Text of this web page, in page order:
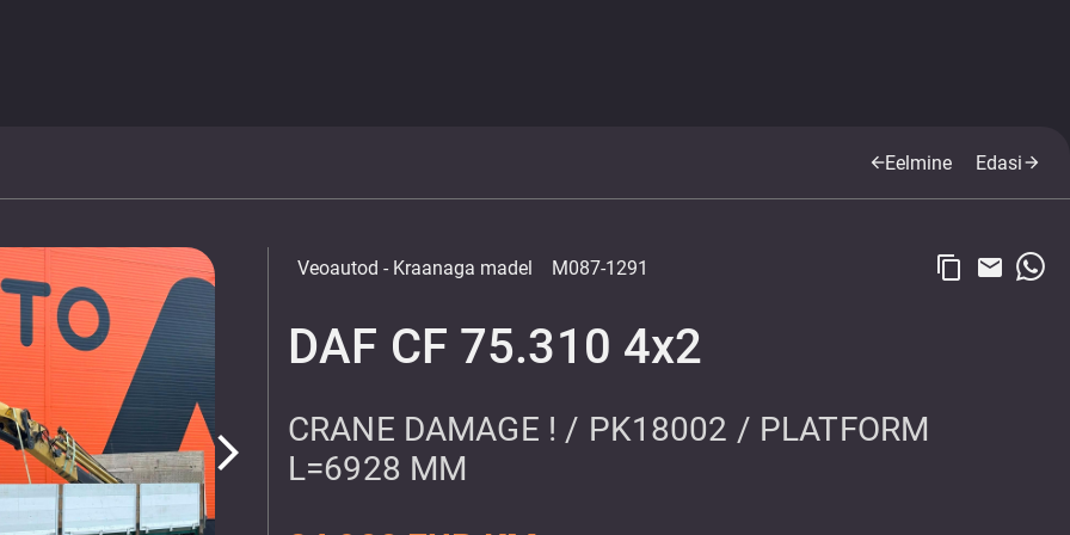
arrow_backEelmine Edasiarrow_forward
arrow_forward_ios
Veoautod - Kraanaga madel M087-1291 content_copy email
DAF CF 75.310 4x2
CRANE DAMAGE ! / PK18002 / PLATFORM
L=6928 MM